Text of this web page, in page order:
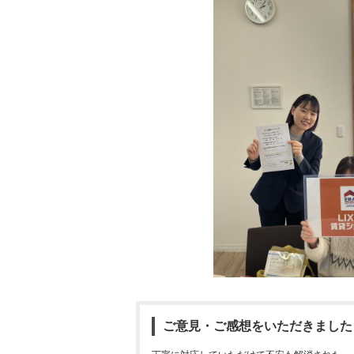
ご意見・ご感想をいただきまし